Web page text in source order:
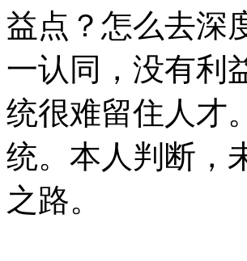
益点？怎么去深
一认同，没有利
统很难留住人才
统。本人判断，
之路。